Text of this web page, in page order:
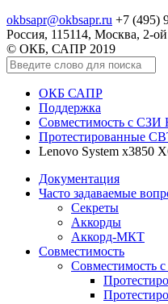
okbsapr@okbsapr.ru +7 (495)
Россия, 115114, Москва, 2-
© ОКБ, САПР 2019
ОКБ САПР
Поддержка
Совместимость с
Протестированные
Lenovo System x3850
Документация
Часто задаваемые
Секреты
Аккорды
Аккорд-МКТ
Совместимость